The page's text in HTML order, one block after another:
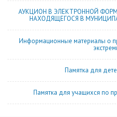
АУКЦИОН В ЭЛЕКТРОННОЙ
НАХОДЯЩЕГОСЯ В
Информационные материалы о
Памятка для
Памятка для учащихся по